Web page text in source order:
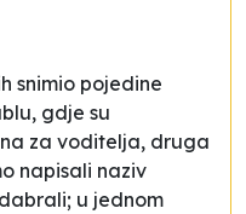
snimio pojedine
gdje su
za voditelja, druga
napisali naziv
u jednom